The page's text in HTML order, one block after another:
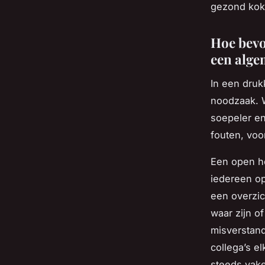
gezond
Hoe
een
In een
noodzaak.
soepeler
fouten,
Een open
iedereen
een
waar zijn
collega’s